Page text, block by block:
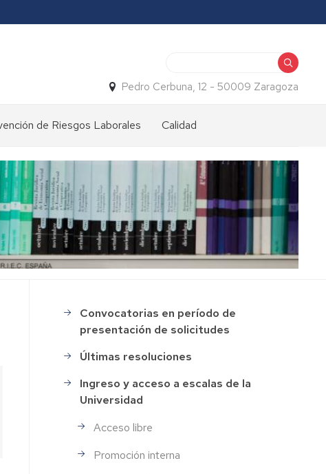
Pedro Cerbuna, 12 - 50009 Zaragoza
de Riesgos Laborales Calidad
Selección
de
Personal
Convocatorias en período de
presentación de solicitudes
Últimas resoluciones
Ingreso y acceso a escalas de la
Universidad
Acceso libre
Promoción interna